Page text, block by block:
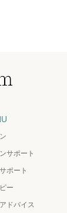
サポート
ポート
ー
ドバイス